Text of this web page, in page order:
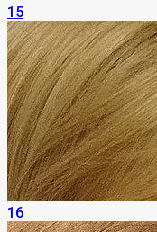
15
16